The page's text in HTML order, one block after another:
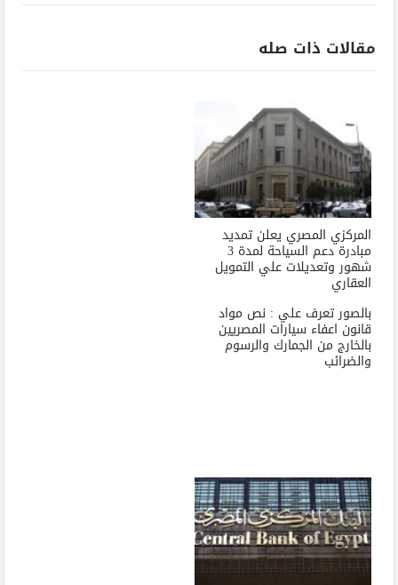
مقالات ذات صله
المركزي المصري يعلن تمديد
مبادرة دعم السياحة لمدة 3
شهور وتعديلات علي التمويل
العقاري
بالصور تعرف علي : نص مواد
قانون اعفاء سيارات المصريين
بالخارج من الجمارك والرسوم
والضرائب